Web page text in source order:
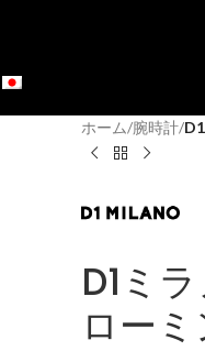
ホーム/腕時計/
D1ミ
ロー